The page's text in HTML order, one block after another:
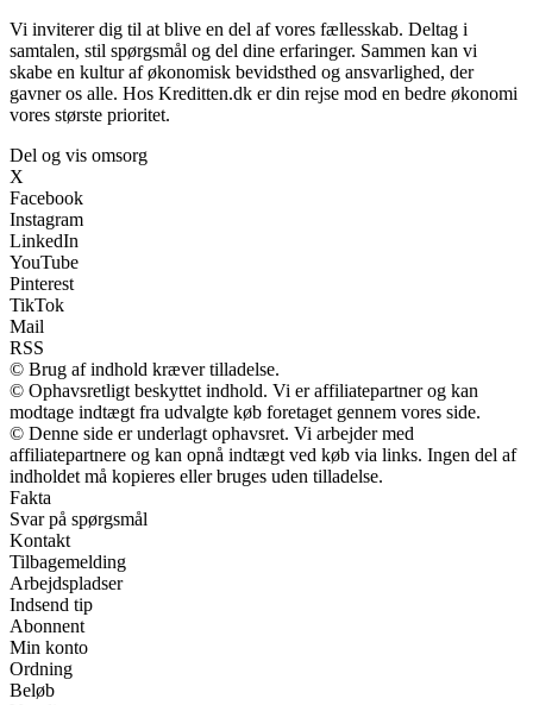
Vi inviterer dig til at blive en del af vores fællesskab. Deltag i
samtalen, stil spørgsmål og del dine erfaringer. Sammen kan vi
skabe en kultur af økonomisk bevidsthed og ansvarlighed, der
gavner os alle. Hos Kreditten.dk er din rejse mod en bedre økonomi
vores største prioritet.
Del og vis omsorg
X
Facebook
Instagram
LinkedIn
YouTube
Pinterest
TikTok
Mail
RSS
© Brug af indhold kræver tilladelse.
© Ophavsretligt beskyttet indhold. Vi er affiliatepartner og kan
modtage indtægt fra udvalgte køb foretaget gennem vores side.
© Denne side er underlagt ophavsret. Vi arbejder med
affiliatepartnere og kan opnå indtægt ved køb via links. Ingen del af
indholdet må kopieres eller bruges uden tilladelse.
Fakta
Svar på spørgsmål
Kontakt
Tilbagemelding
Arbejdspladser
Indsend tip
Abonnent
Min konto
Ordning
Beløb